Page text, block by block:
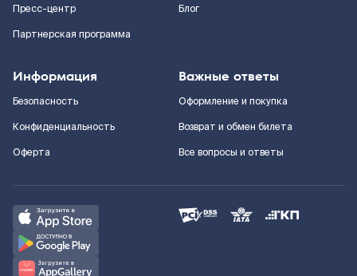
Пресс-центр
Партнерская программа
Блог
Информация
Безопасность
Конфиденциальность
Оферта
Важные ответы
Оформление и покупка
Возврат и обмен билета
Все вопросы и ответы